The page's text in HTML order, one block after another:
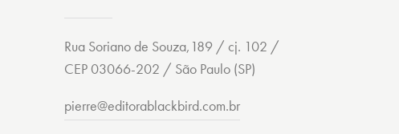
Rua Soriano de Souza,189 / cj. 102 /
CEP 03066-202 / São Paulo (SP)
pierre@editorablackbird.com.br